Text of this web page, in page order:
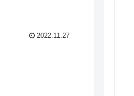
2022.11.27